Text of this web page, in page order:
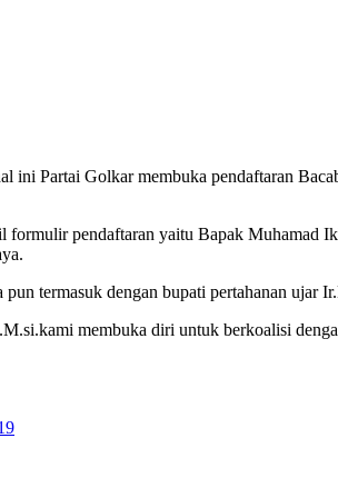
Partai Golkar membuka pendaftaran
formulir pendaftaran yaitu Bapak
termasuk dengan bupati pertahanan ujar
membuka diri untuk berkoalisi